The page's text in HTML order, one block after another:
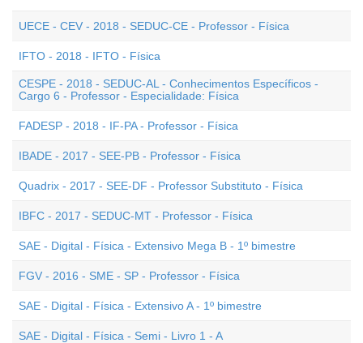
UECE - CEV - 2018 - SEDUC-CE - Professor - Física
IFTO - 2018 - IFTO - Física
CESPE - 2018 - SEDUC-AL - Conhecimentos Específicos -
Cargo 6 - Professor - Especialidade: Física
FADESP - 2018 - IF-PA - Professor - Física
IBADE - 2017 - SEE-PB - Professor - Física
Quadrix - 2017 - SEE-DF - Professor Substituto - Física
IBFC - 2017 - SEDUC-MT - Professor - Física
SAE - Digital - Física - Extensivo Mega B - 1º bimestre
FGV - 2016 - SME - SP - Professor - Física
SAE - Digital - Física - Extensivo A - 1º bimestre
SAE - Digital - Física - Semi - Livro 1 - A